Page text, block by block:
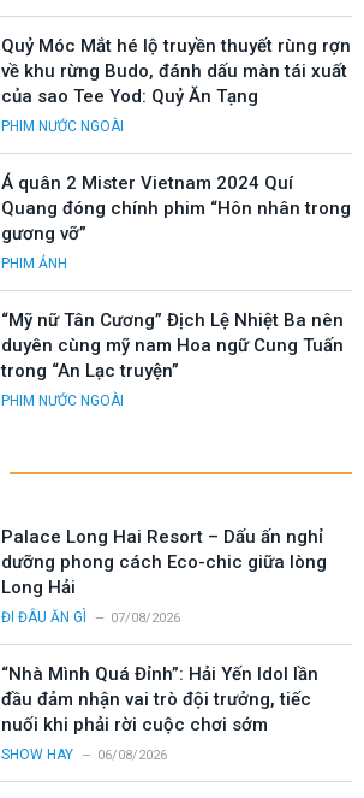
Quỷ Móc Mắt hé lộ truyền thuyết rùng rợn
về khu rừng Budo, đánh dấu màn tái xuất
của sao Tee Yod: Quỷ Ăn Tạng
PHIM NƯỚC NGOÀI
Á quân 2 Mister Vietnam 2024 Quí
Quang đóng chính phim “Hôn nhân trong
gương vỡ”
PHIM ẢNH
“Mỹ nữ Tân Cương” Địch Lệ Nhiệt Ba nên
duyên cùng mỹ nam Hoa ngữ Cung Tuấn
trong “An Lạc truyện”
PHIM NƯỚC NGOÀI
Palace Long Hai Resort – Dấu ấn nghỉ
dưỡng phong cách Eco-chic giữa lòng
Long Hải
ĐI ĐÂU ĂN GÌ 07/08/2026
“Nhà Mình Quá Đỉnh”: Hải Yến Idol lần
đầu đảm nhận vai trò đội trưởng, tiếc
nuối khi phải rời cuộc chơi sớm
SHOW HAY 06/08/2026